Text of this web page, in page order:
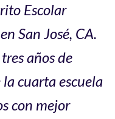
Escolar
San José, CA.
años de
cuarta escuela
con mejor